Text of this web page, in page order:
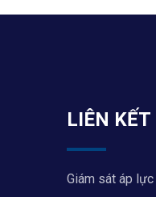
LIÊN KẾT
Giám sát áp lực